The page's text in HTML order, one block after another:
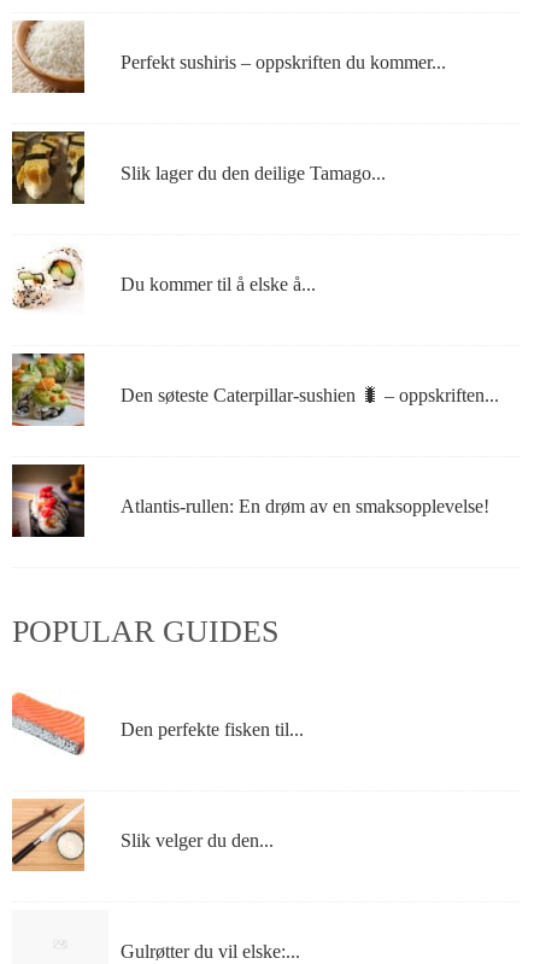
Perfekt sushiris – oppskriften du kommer...
Slik lager du den deilige Tamago...
Du kommer til å elske å...
Den søteste Caterpillar-sushien 🐛 – oppskriften...
Atlantis-rullen: En drøm av en smaksopplevelse!
POPULAR GUIDES
Den perfekte fisken til...
Slik velger du den...
Gulrøtter du vil elske:...